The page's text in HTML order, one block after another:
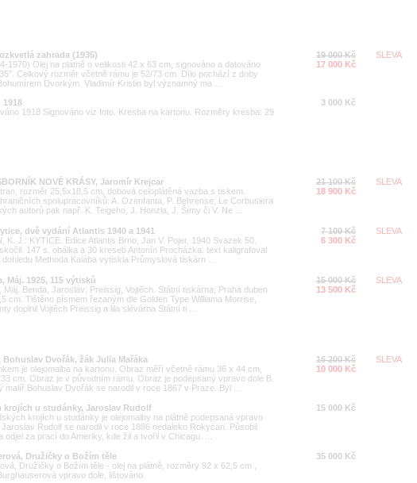
zahrada (1935)
1970) Olej na plátně o velikosti 42 x 63 cm, signováno a datováno
Celkový rozměr včetně rámu je 52/73 cm. Dílo pochází z doby
Dvorkým. Vladimír Kristin byl významný ma ...
19 000 Kč
17 000 Kč
SLEVA
1918
1918 Signováno viz foto. Kresba na kartonu. Rozměry kresba: 29
3 000 Kč
NOVÉ KRÁSY, Jaromír Krejcar
rozměr 25,5x18,5 cm, dobová celoplátěná vazba s tiskem.
spolupracovníků: A. Ozenfanta, P. Behrense, Le Corbusiera
autorů pak např. K. Teigeho, J. Honzla, J. Šímy či V. Ne ...
21 100 Kč
18 900 Kč
SLEVA
dvě vydání Atlantis 1940 a 1941
K. J.: KYTICE. Edice Atlantis Brno, Jan V. Pojer, 1940 Svazek 50.
147 s. obálka a 30 kreseb Antonín Procházka. text kaligrafoval
Methoda Kalába vytiskla Průmyslová tiskárn ...
7 100 Kč
6 300 Kč
SLEVA
Máj. 1925, 115 výtisků
Máj. Benda, Jaroslav; Preissig, Vojtěch. Státní tiskárna, Praha duben
cm. Tištěno písmem řezaným dle Golden Type Williama Morrise,
doplnil Vojtěch Preissig a lila slévárna Státní ti ...
15 000 Kč
13 500 Kč
SLEVA
Bohuslav Dvořák, žák Julia Mařáka
je olejomalba na kartonu. Obraz měří včetně rámu 36 x 44 cm,
cm. Obraz je v původním rámu. Obraz je podepsaný vpravo dole B.
malíř Bohuslav Dvořák se narodil v roce 1867 v Praze. Byl ...
16 200 Kč
10 000 Kč
SLEVA
krojích u studánky, Jaroslav Rudolf
krojích u studánky je olejomalby na plátně podepsaná vpravo
Rudolf se narodil v roce 1886 nedaleko Rokycan. Působil
odjel za prací do Ameriky, kde žil a tvořil v Chicagu. ...
15 000 Kč
Družičky o Božím těle
Družičky o Božím těle - olej na plátně, rozměry 92 x 62,5 cm ,
vpravo dole, lištováno.
35 000 Kč